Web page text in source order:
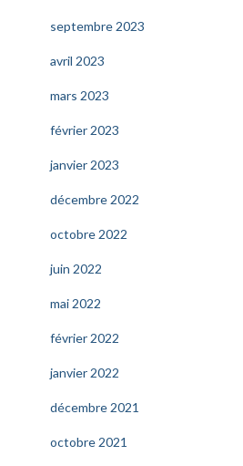
septembre 2023
avril 2023
mars 2023
février 2023
janvier 2023
décembre 2022
octobre 2022
juin 2022
mai 2022
février 2022
janvier 2022
décembre 2021
octobre 2021